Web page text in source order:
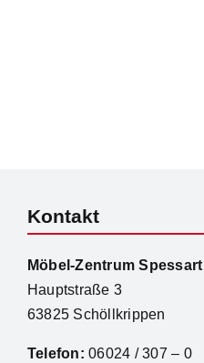
Kontakt
Möbel-Zentrum Spessart
Hauptstraße 3
63825 Schöllkrippen
Telefon: 06024 / 307 – 0